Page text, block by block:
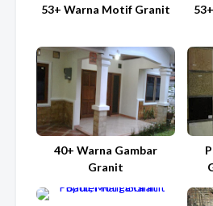
53+ Warna Motif Granit
40+ Warna Gambar
Granit